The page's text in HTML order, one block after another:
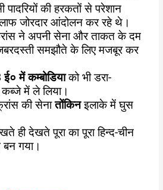
पादरियों की हरकतों से परेशान
जोरदार आंदोलन कर रहे थे।
ने अपनी सेना और ताकत के दम
समझौते के लिए मजबूर कर
ई० में कम्बोडियाको भी डरा-
में ले लिया।
की सेनातोंकिनइलाके में घुस
ही देखते पूरा का पूरा हिन्द-चीन
गया।